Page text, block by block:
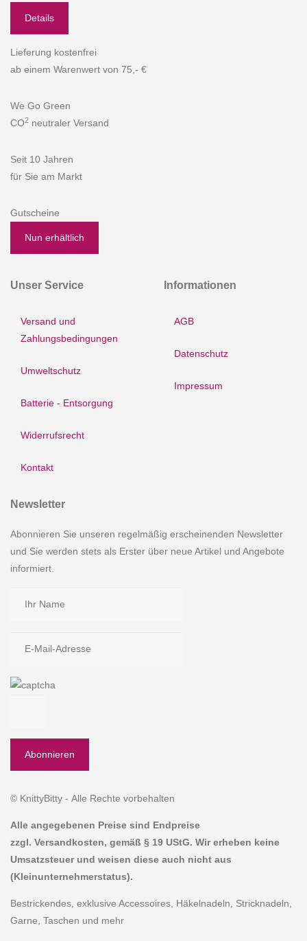
Details
Lieferung kostenfrei
ab einem Warenwert von 75,- €
We Go Green
CO2 neutraler Versand
Seit 10 Jahren
für Sie am Markt
Gutscheine
Nun erhältlich
Unser Service
Versand und
Zahlungsbedingungen
Umweltschutz
Batterie - Entsorgung
Widerrufsrecht
Kontakt
Informationen
AGB
Datenschutz
Impressum
Newsletter
Abonnieren Sie unseren regelmäßig erscheinenden Newsletter
und Sie werden stets als Erster über neue Artikel und Angebote
informiert.
© KnittyBitty - Alle Rechte vorbehalten
Alle angegebenen Preise sind Endpreise
zzgl. Versandkosten, gemäß § 19 UStG. Wir erheben keine
Umsatzsteuer und weisen diese auch nicht aus
(Kleinunternehmerstatus).
Bestrickendes, exklusive Accessoires, Häkelnadeln, Stricknadeln,
Garne, Taschen und mehr